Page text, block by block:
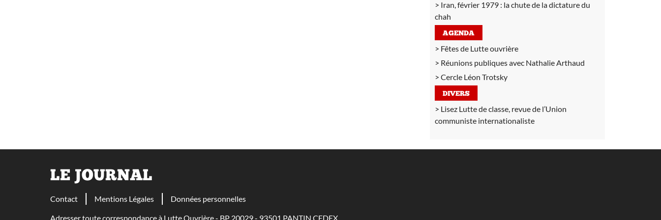
Iran, février 1979 : la chute de la dictature du
chah
AGENDA
Fêtes de Lutte ouvrière
Réunions publiques avec Nathalie Arthaud
Cercle Léon Trotsky
DIVERS
Lisez Lutte de classe, revue de l’Union
communiste internationaliste
LE JOURNAL
Contact Mentions Légales Données personnelles
Adresser toute correspondance à Lutte Ouvrière - BP 20029 - 93501 PANTIN CEDEX